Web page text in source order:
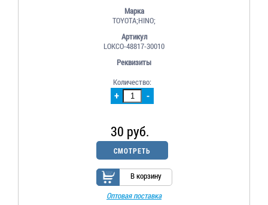
Марка
TOYOTA;HINO;
Артикул
LOKCO-48817-30010
Реквизиты
+ -
Количество:
30 руб.
СМОТРЕТЬ
В корзину
Оптовая поставка